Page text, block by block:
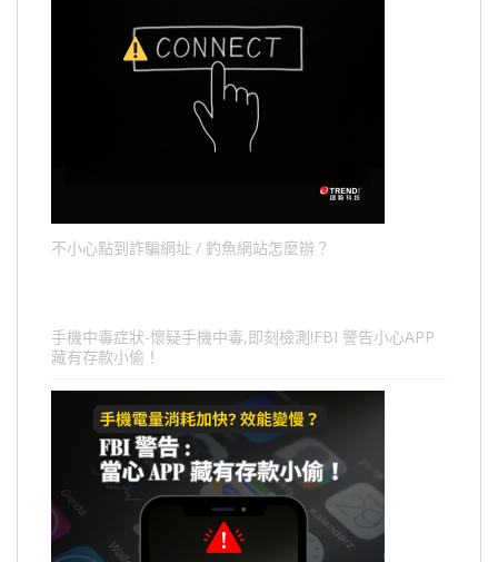
不小心點到詐騙網址 / 釣魚網站怎麼辦？
手機中毒症狀-懷疑手機中毒,即刻檢測!FBI 警告小心APP
藏有存款小偷！